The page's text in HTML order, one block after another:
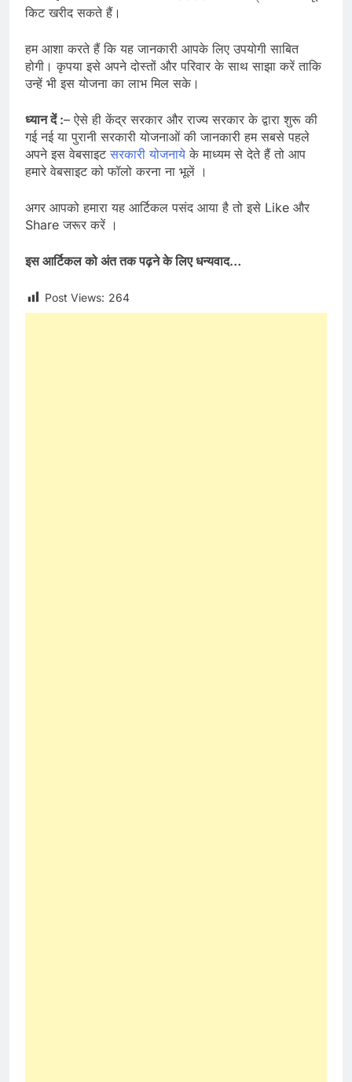
किट खरीद सकते हैं।
हम आशा करते हैं कि यह जानकारी आपके लिए उपयोगी साबित
होगी। कृपया इसे अपने दोस्तों और परिवार के साथ साझा करें ताकि
उन्हें भी इस योजना का लाभ मिल सके।
ध्यान दें :– ऐसे ही केंद्र सरकार और राज्य सरकार के द्वारा शुरू की
गई नई या पुरानी सरकारी योजनाओं की जानकारी हम सबसे पहले
अपने इस वेबसाइटसरकारी योजनायेके माध्यम से देते हैं तो आप
हमारे वेबसाइट को फॉलो करना ना भूलें ।
अगर आपको हमारा यह आर्टिकल पसंद आया है तो इसे Like और
Share जरूर करें ।
इस आर्टिकल को अंत तक पढ़ने के लिए धन्यवाद…
Post Views: 264